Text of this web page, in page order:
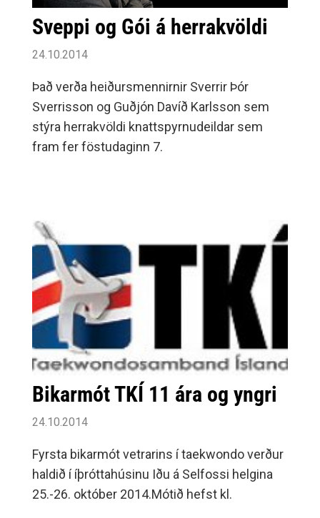
Sveppi og Gói á herrakvöldi
24.10.2014
Það verða heiðursmennirnir Sverrir Þór
Sverrisson og Guðjón Davíð Karlsson sem
stýra herrakvöldi knattspyrnudeildar sem
fram fer föstudaginn 7.
Bikarmót TKÍ 11 ára og yngri
24.10.2014
Fyrsta bikarmót vetrarins í taekwondo verður
haldið í íþróttahúsinu Iðu á Selfossi helgina
25.-26. október 2014.Mótið hefst kl.